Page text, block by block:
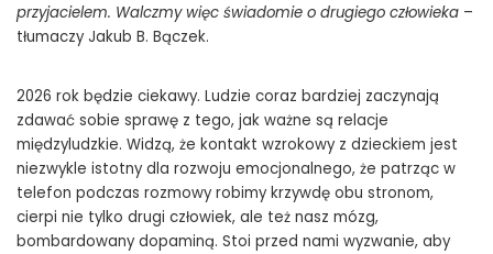
przyjacielem. Walczmy więc świadomie o drugiego człowieka –
tłumaczy Jakub B. Bączek.
2026 rok będzie ciekawy. Ludzie coraz bardziej zaczynają
zdawać sobie sprawę z tego, jak ważne są relacje
międzyludzkie. Widzą, że kontakt wzrokowy z dzieckiem jest
niezwykle istotny dla rozwoju emocjonalnego, że patrząc w
telefon podczas rozmowy robimy krzywdę obu stronom,
cierpi nie tylko drugi człowiek, ale też nasz mózg,
bombardowany dopaminą. Stoi przed nami wyzwanie, aby